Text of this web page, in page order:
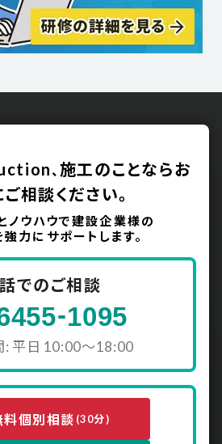
、 施工のことならお
相談ください。
ノウハウで建設企業様の
力にサポートします。
でのご相談
-1095
: 平日 10:00〜18:00
料個別相談 (30分)